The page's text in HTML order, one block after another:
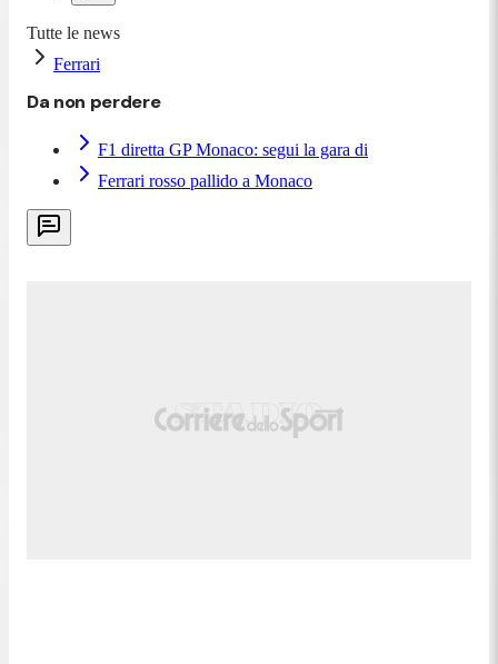
Tutte le news
Ferrari
Da non perdere
F1 diretta GP Monaco: segui la gara di
Ferrari rosso pallido a Monaco